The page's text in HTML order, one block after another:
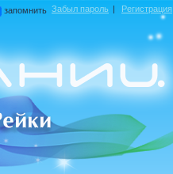
запомнить Забыл пароль | Регистрация